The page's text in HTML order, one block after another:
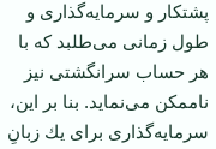
پشتكار و سرمایه‌گذاری و
طول زمانی می‌طلبد كه با
هر حساب سرانگشتی نیز
ناممكن می‌نماید. بنا بر این،
سرمایه‌گذاری برای یك زبانِ